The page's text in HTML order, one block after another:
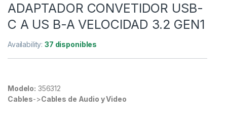
ADAPTADOR CONVETIDOR USB-
C A US B-A VELOCIDAD 3.2 GEN1
Availability:37 disponibles
Modelo: 356312
Cables->Cables de Audio y Video